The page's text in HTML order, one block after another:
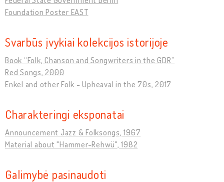
Foundation Poster EAST
Svarbūs įvykiai kolekcijos istorijoje
Book “Folk, Chanson and Songwriters in the GDR”
Red Songs, 2000
Enkel and other Folk - Upheaval in the 70s, 2017
Charakteringi eksponatai
Announcement Jazz & Folksongs, 1967
Material about "Hammer-Rehwü", 1982
Galimybė pasinaudoti